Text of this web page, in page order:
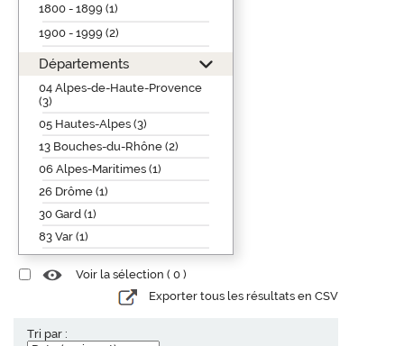
1800 - 1899 (1)
1900 - 1999 (2)
Départements
04 Alpes-de-Haute-Provence
(3)
05 Hautes-Alpes (3)
13 Bouches-du-Rhône (2)
06 Alpes-Maritimes (1)
26 Drôme (1)
30 Gard (1)
83 Var (1)
Voir la sélection ( 0 )
Exporter tous les résultats en CSV
Tri par :